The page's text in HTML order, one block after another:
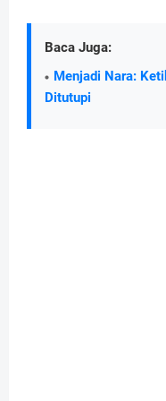
Baca Juga:
Menjadi Nara:
Ditutupi